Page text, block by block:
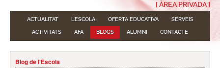
[ ÀREA PRIVADA ]
ACTUALITAT L'ESCOLA OFERTA EDUCATIVA
SERVEIS
ACTIVITATS
AFA BLOGS ALUMNI CONTACTE
Blog de l'Escola